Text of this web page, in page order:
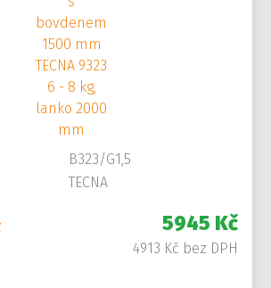
B323/G1,5
TECNA
5945 Kč
4913 Kč bez DPH